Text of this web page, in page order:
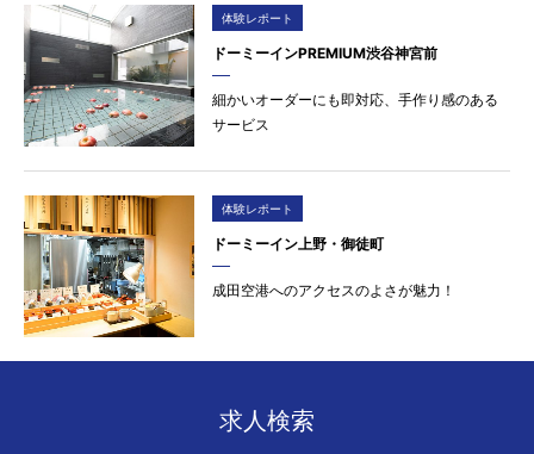
体験レポート
ドーミーインPREMIUM渋谷神宮前
細かいオーダーにも即対応、手作り感のある
サービス
体験レポート
ドーミーイン上野・御徒町
成田空港へのアクセスのよさが魅力！
求人検索